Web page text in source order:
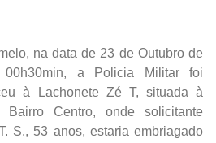
na data de 23 de Outubro de
a Policia Militar foi
à Lachonete Zé T, situada à
Bairro Centro, onde solicitante
S., 53 anos, estaria embriagado